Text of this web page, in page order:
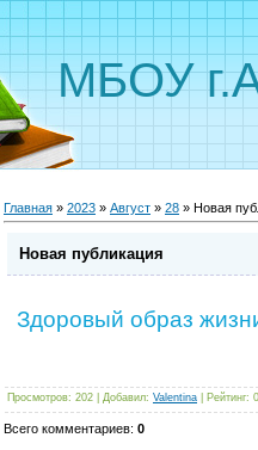
МБОУ
Главная » 2023 » Август » 28 » Новая
Новая публикация
Здоровый образ
Просмотров: 202 Добавил: Valentina Рейтинг:
Всего комментариев: 0